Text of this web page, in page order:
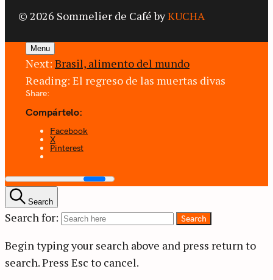
© 2026 Sommelier de Café byKUCHA
Menu
Next: Brasil, alimento del mundo
Reading: El regreso de las muertas divas
Share:
Compártelo:
Facebook
X
Pinterest
Search
Search for: Search
Begin typing your search above and press return to
search.Press Esc to cancel.